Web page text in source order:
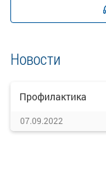
Новости
Профилактика
07.09.2022